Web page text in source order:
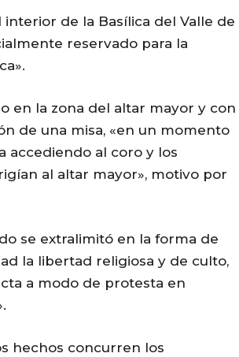
de la Basílica del Valle de
reservado para la
en la zona del altar mayor y con
de una misa, «en un momento
accediendo al coro y los
al altar mayor», motivo por
se extralimitó en la forma de
la libertad religiosa y de culto,
a modo de protesta en
hechos concurren los